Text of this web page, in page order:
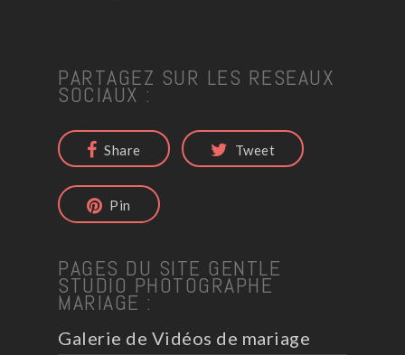
PARTAGEZ SUR LES RESEAUX
SOCIAUX :
Share Tweet
Pin
PAGES DU SITE GENTLE
STUDIO PHOTOGRAPHE
MARIAGE :
Galerie de Vidéos de mariage